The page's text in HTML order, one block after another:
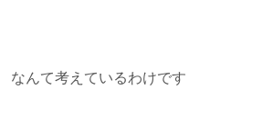
なんて考えているわけです